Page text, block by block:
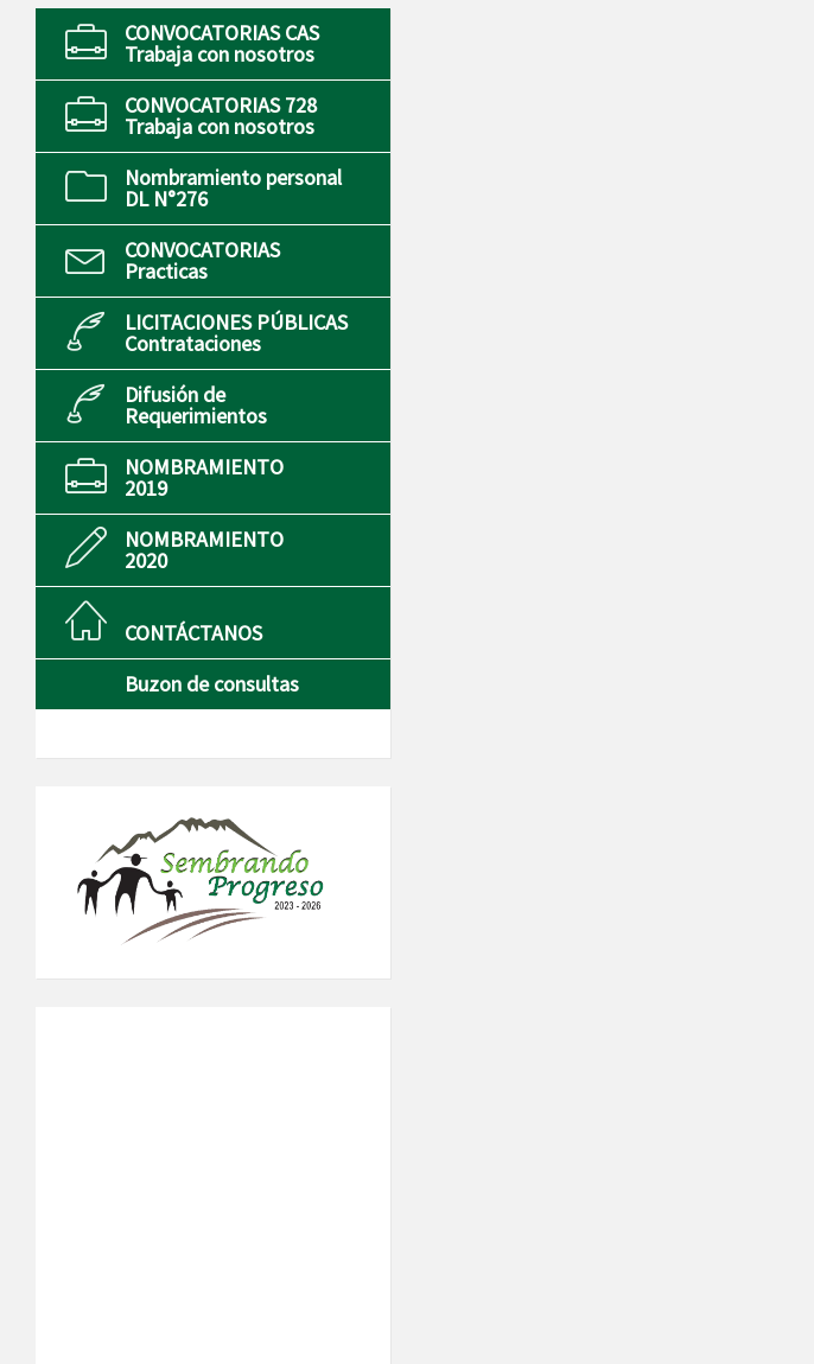
CONVOCATORIAS CAS
Trabaja con nosotros
CONVOCATORIAS 728
Trabaja con nosotros
Nombramiento personal
DL N°276
CONVOCATORIAS
Practicas
LICITACIONES PÚBLICAS
Contrataciones
Difusión de
Requerimientos
NOMBRAMIENTO
2019
NOMBRAMIENTO
2020
CONTÁCTANOS
Buzon de consultas